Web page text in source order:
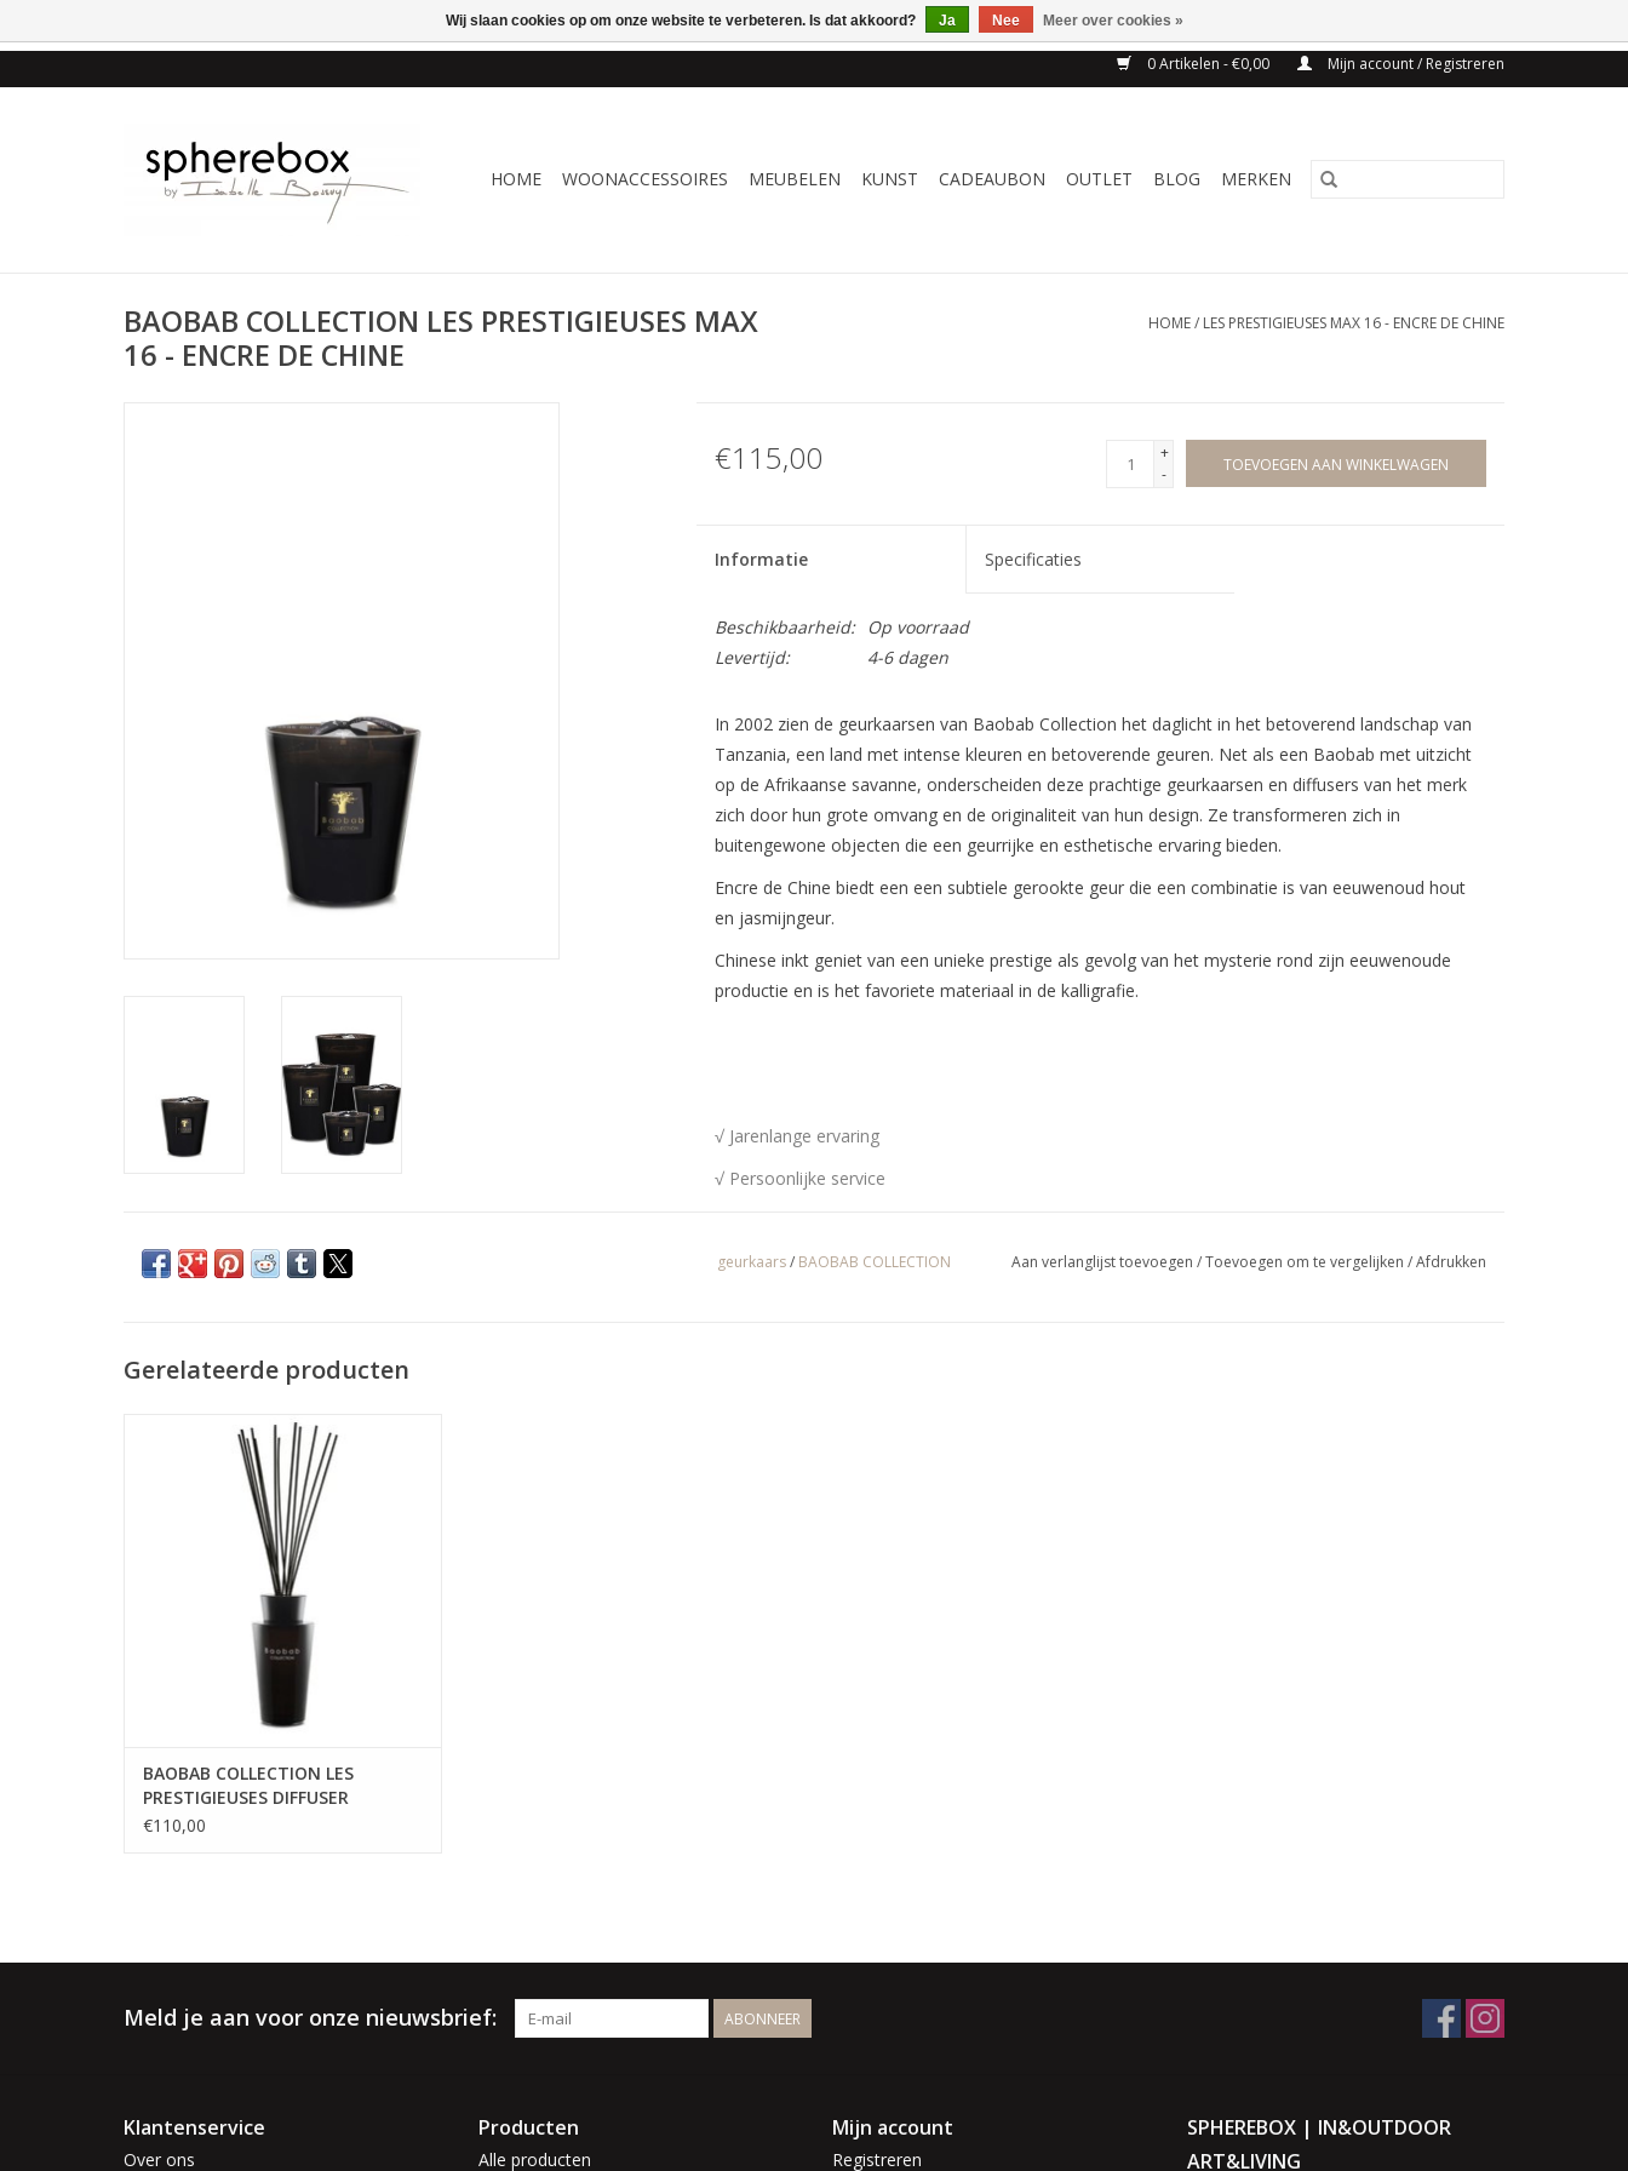
0 Artikelen - €0,00 Mijn account / Registreren
HOME WOONACCESSOIRES MEUBELEN KUNST CADEAUBON OUTLET BLOG MERKEN
BAOBAB COLLECTION LES PRESTIGIEUSES MAX
16 - ENCRE DE CHINE
HOME/ LES PRESTIGIEUSES MAX 16 - ENCRE DE CHINE
€115,00
+
-
TOEVOEGEN AAN WINKELWAGEN
Informatie Specificaties
Beschikbaarheid:
Op voorraad
Levertijd:
4-6 dagen
In 2002 zien de geurkaarsen van Baobab Collection het daglicht in het betoverend landschap van
Tanzania, een land met intense kleuren en betoverende geuren. Net als een Baobab met uitzicht
op de Afrikaanse savanne, onderscheiden deze prachtige geurkaarsen en diffusers van het merk
zich door hun grote omvang en de originaliteit van hun design. Ze transformeren zich in
buitengewone objecten die een geurrijke en esthetische ervaring bieden.
Encre de Chine biedt een een subtiele gerookte geur die een combinatie is van eeuwenoud hout
en jasmijngeur.
Chinese inkt geniet van een unieke prestige als gevolg van het mysterie rond zijn eeuwenoude
productie en is het favoriete materiaal in de kalligrafie.
√ Jarenlange ervaring
√ Persoonlijke service
√ Binnen- & buitenshowroom
geurkaars/ BAOBAB COLLECTION Aan verlanglijst toevoegen /Toevoegen om te vergelijken /Afdrukken
Gerelateerde producten
In 2002 zien de geurkaarsen van Baobab
Collection het daglicht in het betoverend
landschap van Tanzania, een land met
intense kleuren en betoverende geuren.
Net als een Baobab met uitzicht op de
Afrikaanse savanne, onderscheiden deze
prachtige geurkaarsen
TOEVOEGEN AAN WINKELWAGEN
BAOBAB COLLECTION LES
PRESTIGIEUSES DIFFUSER
€110,00
Meld je aan voor onze nieuwsbrief: ABONNEER
Klantenservice
Over ons
Producten
Alle producten
Mijn account
Registreren
SPHEREBOX | IN&OUTDOOR
ART&LIVING
Wij slaan cookies op om onze website te verbeteren. Is dat akkoord? Ja Nee Meer over cookies »
ONLINE WINKEL VOOR WOONACCESSOIRES, MEUBELEN & KUNST – GRATIS VERZENDING BELGIE VANAF 75€